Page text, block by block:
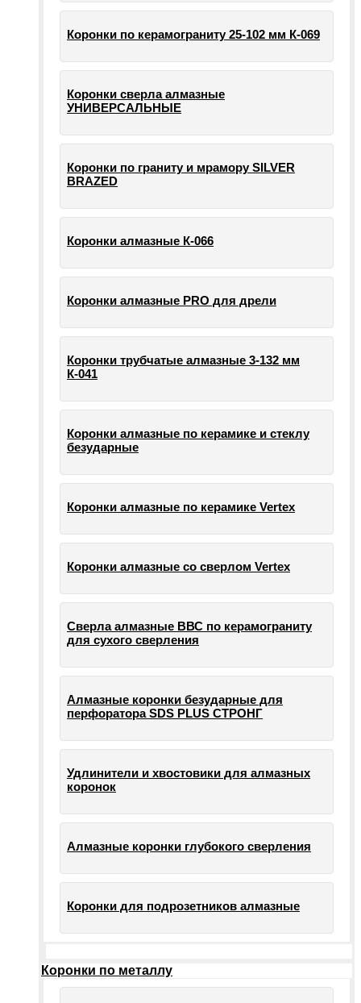
Коронки по керамограниту 25-102 мм К-069
Коронки сверла алмазные
УНИВЕРСАЛЬНЫЕ
Коронки по граниту и мрамору SILVER
BRAZED
Коронки алмазные К-066
Коронки алмазные PRO для дрели
Коронки трубчатые алмазные 3-132 мм
К-041
Коронки алмазные по керамике и стеклу
безударные
Коронки алмазные по керамике Vertex
Коронки алмазные со сверлом Vertex
Сверла алмазные ВВС по керамограниту
для сухого сверления
Алмазные коронки безударные для
перфоратора SDS PLUS СТРОНГ
Удлинители и хвостовики для алмазных
коронок
Алмазные коронки глубокого сверления
Коронки для подрозетников алмазные
Коронки по металлу